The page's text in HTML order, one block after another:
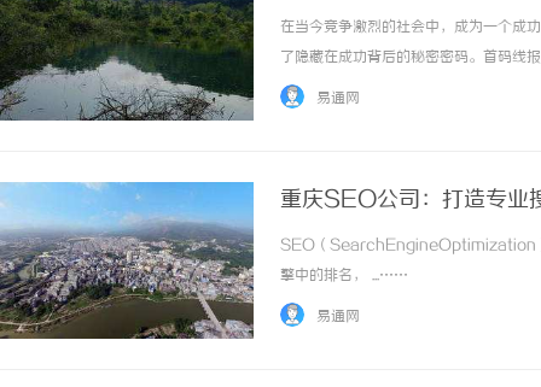
在当今竞争激烈的社会中，成为一个成
了隐藏在成功背后的秘密密码。首码线
码代表了一种行动准则和思维模式，是
易通网
重庆SEO公司：打造专业
SEO（SearchEngineOptimization）
擎中的排名， ...……
易通网